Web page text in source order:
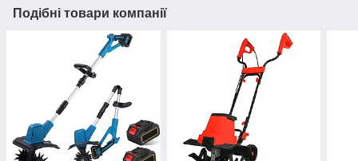
Подібні товари компанії